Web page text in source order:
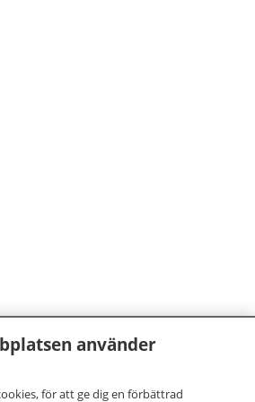
använder
för att ge dig en förbättrad